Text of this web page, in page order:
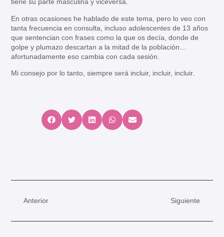
En otras ocasiones he hablado de este tema, pero lo veo con
tanta frecuencia en consulta, incluso adolescentes de 13 años
que sentencian con frases como la que os decía, donde de
golpe y plumazo descartan a la mitad de la población…
afortunadamente eso cambia con cada sesión.
Mi consejo por lo tanto, siempre será incluir, incluir, incluir.
Anterior Siguiente